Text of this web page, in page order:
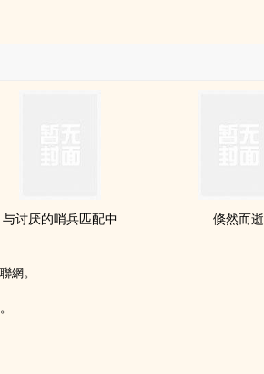
与讨厌的哨兵匹配中 倏然而逝
網。